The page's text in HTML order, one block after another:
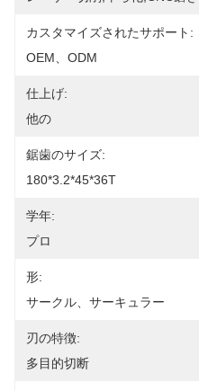
カスタマイズされたサポート:
OEM、ODM
仕上げ:
他の
鋸歯のサイズ:
180*3.2*45*36T
学年:
プロ
形:
サークル、サーキュラー
刃の特徴:
多目的切断